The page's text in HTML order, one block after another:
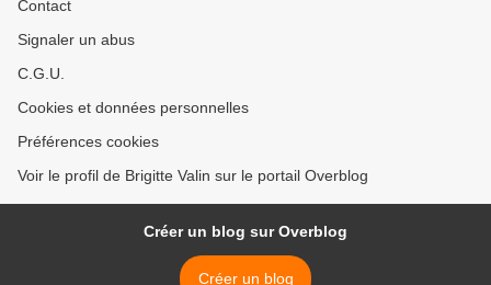
Contact
Signaler un abus
C.G.U.
Cookies et données personnelles
Préférences cookies
Voir le profil de Brigitte Valin sur le portail Overblog
Créer un blog sur Overblog
Créer un blog